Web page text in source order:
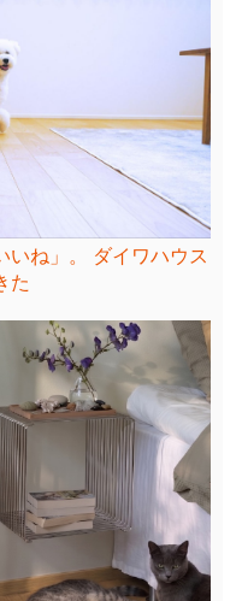
いね」。 ダイワハウス
た